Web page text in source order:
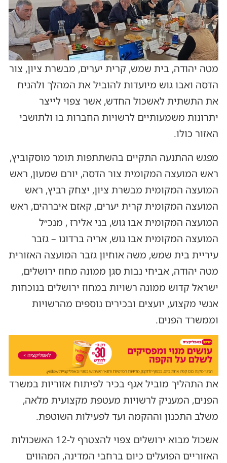
מטה יהודה, בית שמש, קרית יערים, מבשרת ציון, צור
הדסה ואבו גוש מיועדות להוביל את המהלך ולהניח
את התשתית לאשכול החדש, אשר צפוי לייצר
יתרונות משמעותיים לרשויות החברות בו ולתושבי
האזור כולו.
מפגש ההתנעה התקיים בהשתתפות תומר מוסקוביץ,
ראש המועצה המקומית צור הדסה, יורם שמעון, ראש
המועצה המקומית מבשרת ציון, יצחק רביץ, ראש
המועצה המקומית קרית יערים, קאזם איברהים, ראש
המועצה המקומית אבו גוש, בני אלירז , מנכ״ל
המועצה המקומית אבו גוש, אריה ברדוגו – גזבר
עיריית בית שמש, משה אוחיון גזבר המועצה האזורית
מטה יהודה, אביחי נבות סגן ממונה מחוז ירושלים,
ישראל קדוש ממונה רשויות במחוז ירושלים בנוכחות
אנשי מקצוע, יועצים ובכירים נוספים מהרשויות
וממשרד הפנים.
את התהליך מוביל אגף בכיר לפיתוח אזוריות במשרד
הפנים, המעניק לרשויות מעטפת מקצועית מלאה,
משלב התכנון וההקמה ועד לפעילות השוטפת.
אשכול מבוא ירושלים צפוי להצטרף ל-12 האשכולות
האזוריים הפועלים כיום ברחבי המדינה, המהווים